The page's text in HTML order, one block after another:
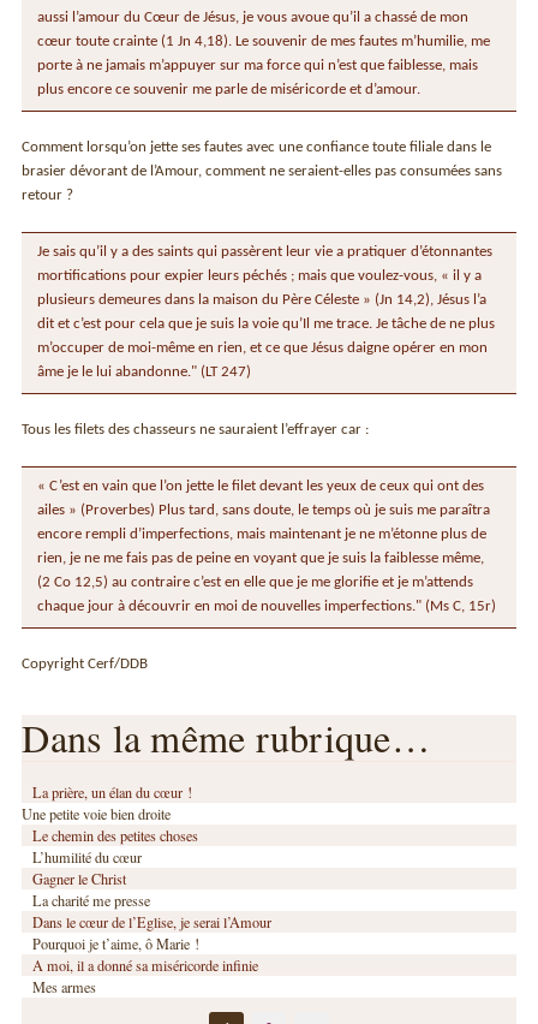
aussi l’amour du Cœur de Jésus, je vous avoue qu’il a chassé de mon
cœur toute crainte (1 Jn 4,18). Le souvenir de mes fautes m’humilie, me
porte à ne jamais m’appuyer sur ma force qui n’est que faiblesse, mais
plus encore ce souvenir me parle de miséricorde et d’amour.
Comment lorsqu’on jette ses fautes avec une confiance toute filiale dans le
brasier dévorant de l’Amour, comment ne seraient-elles pas consumées sans
retour ?
Je sais qu’il y a des saints qui passèrent leur vie a pratiquer d’étonnantes
mortifications pour expier leurs péchés ; mais que voulez-vous, « il y a
plusieurs demeures dans la maison du Père Céleste » (Jn 14,2), Jésus l’a
dit et c’est pour cela que je suis la voie qu’Il me trace. Je tâche de ne plus
m’occuper de moi-même en rien, et ce que Jésus daigne opérer en mon
âme je le lui abandonne." (LT 247)
Tous les filets des chasseurs ne sauraient l’effrayer car :
« C’est en vain que l’on jette le filet devant les yeux de ceux qui ont des
ailes » (Proverbes) Plus tard, sans doute, le temps où je suis me paraîtra
encore rempli d’imperfections, mais maintenant je ne m’étonne plus de
rien, je ne me fais pas de peine en voyant que je suis la faiblesse même,
(2 Co 12,5) au contraire c’est en elle que je me glorifie et je m’attends
chaque jour à découvrir en moi de nouvelles imperfections." (Ms C, 15r)
Copyright Cerf/DDB
Dans la même rubrique…
La prière, un élan du cœur !
Une petite voie bien droite
Le chemin des petites choses
L’humilité du cœur
Gagner le Christ
La charité me presse
Dans le cœur de l’Eglise, je serai l’Amour
Pourquoi je t’aime, ô Marie !
A moi, il a donné sa miséricorde infinie
Mes armes